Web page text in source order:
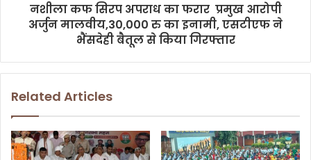
नशीला कफ सिरप अपराध का फरार प्रमुख आरोपी
अर्जुन मालवीय,30,000 रु का इनामी, एसटीएफ ने
भैंसदेही बैतूल से किया गिरफ्तार
Related Articles